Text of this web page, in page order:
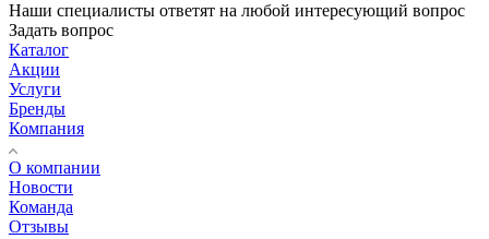
Наши специалисты ответят на любой интересующий вопрос
Задать вопрос
Каталог
Акции
Услуги
Бренды
Компания
О компании
Новости
Команда
Отзывы